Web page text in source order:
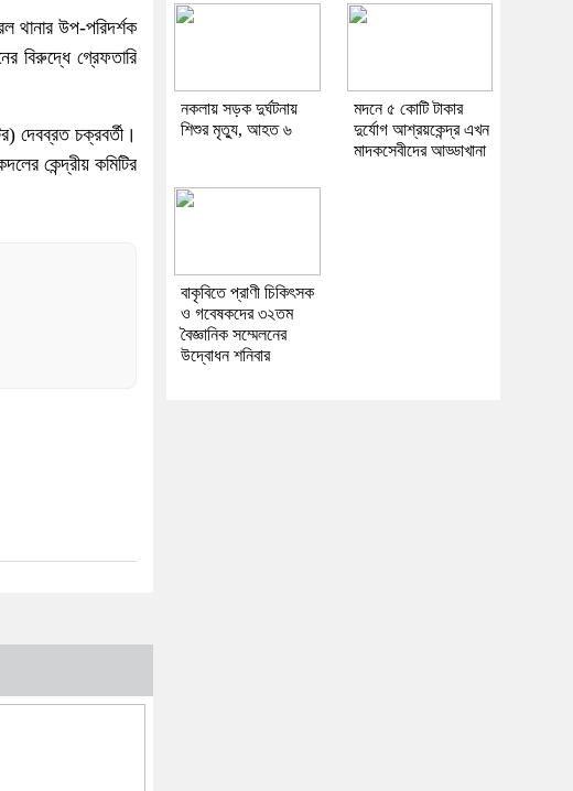
থানার উপ-পরিদর্শক
বিরুদ্ধে গ্রেফতারি
দেবব্রত চক্রবর্তী।
কেন্দ্রীয় কমিটির
নকলায় সড়ক দুর্ঘটনায়
শিশুর মৃত্যু, আহত ৬
মদনে ৫ কোটি টাকার
দুর্যোগ আশ্রয়কেন্দ্র এখন
মাদকসেবীদের আড্ডাখানা
বাকৃবিতে প্রাণী চিকিৎসক
ও গবেষকদের ৩২তম
বৈজ্ঞানিক সম্মেলনের
উদ্বোধন শনিবার